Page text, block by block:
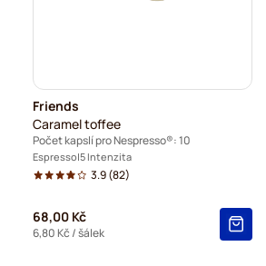
Friends
Caramel toffee
Počet kapslí pro Nespresso®: 10
Espresso 5 Intenzita
3.9(82)
68,00 Kč
6,80 Kč / šálek